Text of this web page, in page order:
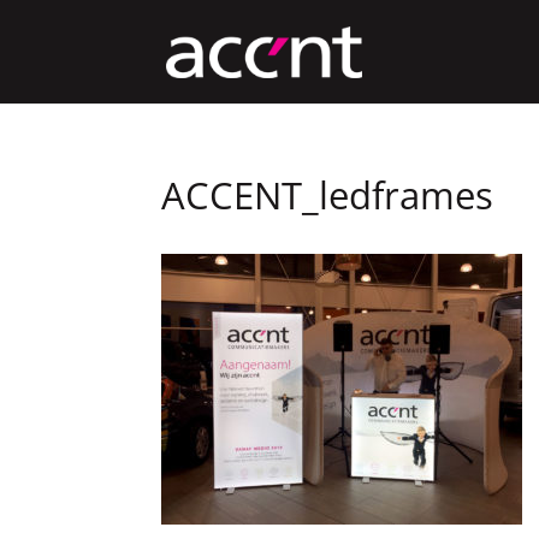
ACCENT_ledframes